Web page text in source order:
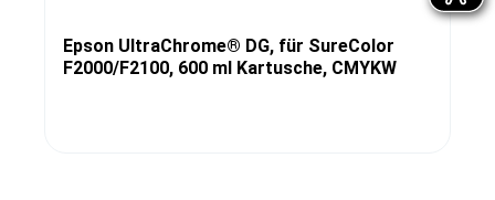
Epson UltraChrome® DG, für SureColor
F2000/F2100, 600 ml Kartusche, CMYKW